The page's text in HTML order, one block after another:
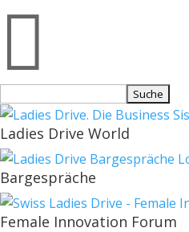

nach:
Ladies Drive World
Bargespräche
Female Innovation Forum